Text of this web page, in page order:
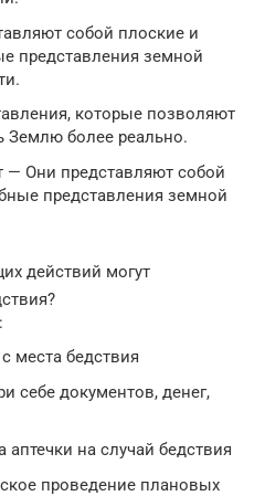
собой плоские и
представления земной
которые позволяют
Землю более реально.
— Они представляют собой
представления земной
действий могут
места бедствия
себе документов, денег,
аптечки на случай бедствия
проведение плановых